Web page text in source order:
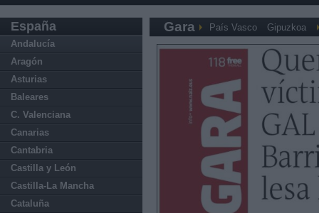
España
Andalucía
Aragón
Asturias
Baleares
C. Valenciana
Canarias
Cantabria
Castilla y León
Castilla-La Mancha
Cataluña
Gara País Vasco Gipuzkoa